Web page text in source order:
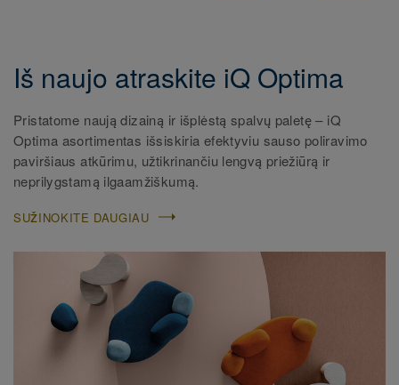
Iš naujo atraskite iQ Optima
Pristatome naują dizainą ir išplėstą spalvų paletę – iQ
Optima asortimentas išsiskiria efektyviu sauso poliravimo
paviršiaus atkūrimu, užtikrinančiu lengvą priežiūrą ir
neprilygstamą ilgaamžiškumą.​
SUŽINOKITE DAUGIAU